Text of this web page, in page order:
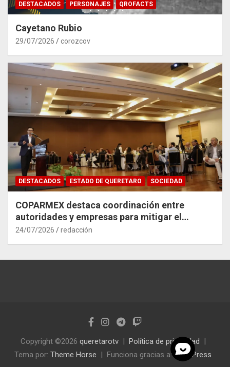
DESTACADOS PERSONAJES QROFACTS
Cayetano Rubio
29/07/2026 corozcov
DESTACADOS ESTADO DE QUERETARO SOCIEDAD
COPARMEX destaca coordinación entre
autoridades y empresas para mitigar el
impacto del Tren México–Querétaro
24/07/2026 redacción
Copyright ©2026 queretarotv
Política de privacidad
Tema por: Theme Horse Funciona gracias a:WordPress